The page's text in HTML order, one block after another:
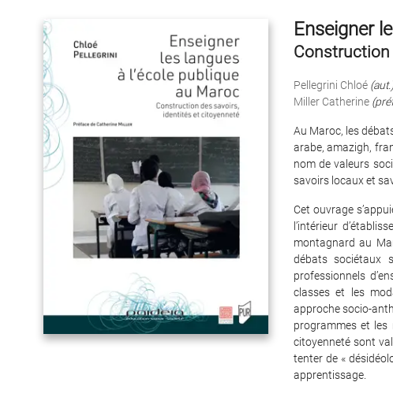
Enseigner
Pellegrini Chloé
Miller Catherine
Au Maroc, les
arabe, amazigh,
nom de valeurs
savoirs locaux et
Cet ouvrage
l’intérieur
montagnard au
débats sociétaux
professionnels
classes et les
approche socio-
programmes et les
citoyenneté sont
tenter de «
apprentissage.